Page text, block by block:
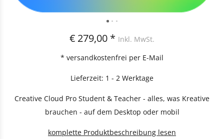
€ 279,00 * Inkl. MwSt.
* versandkostenfrei per E-Mail
Lieferzeit: 1 - 2 Werktage
Creative Cloud Pro Student & Teacher - alles, was Kreative
brauchen - auf dem Desktop oder mobil
komplette Produktbeschreibung lesen